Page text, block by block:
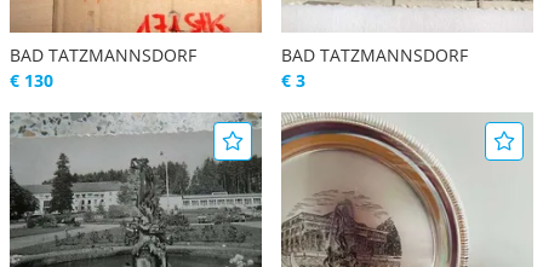
BAD TATZMANNSDORF
€ 130
BAD TATZMANNSDORF
€ 3